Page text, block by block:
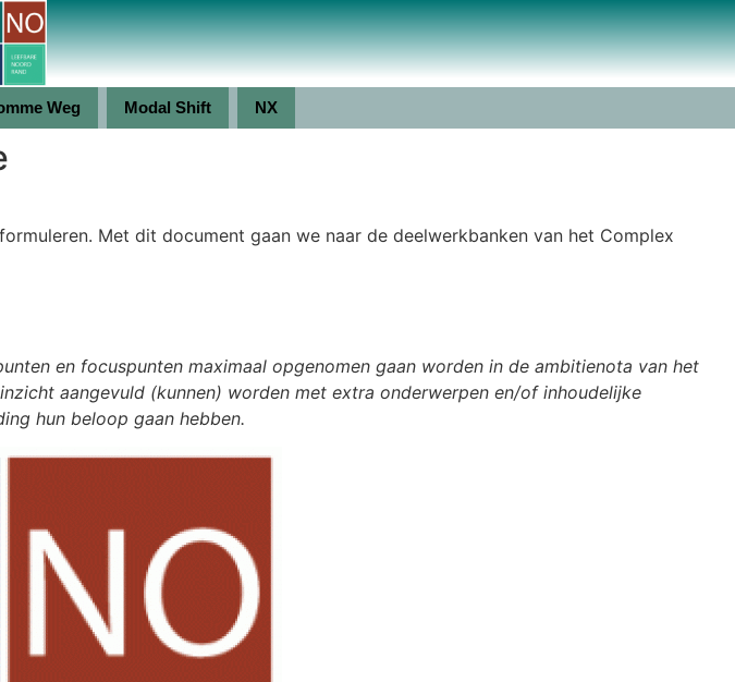
Weg Modal Shift NX
Met dit document gaan we naar de deelwerkbanken van het Complex
en focuspunten maximaal opgenomen gaan worden in de ambitienota van het
aangevuld (kunnen) worden met extra onderwerpen en/of inhoudelijke
hun beloop gaan hebben.